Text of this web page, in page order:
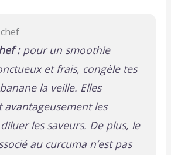
:pour un smoothie
et frais, congèle tes
la veille. Elles
les
les saveurs. De plus, le
au curcuma n’est pas